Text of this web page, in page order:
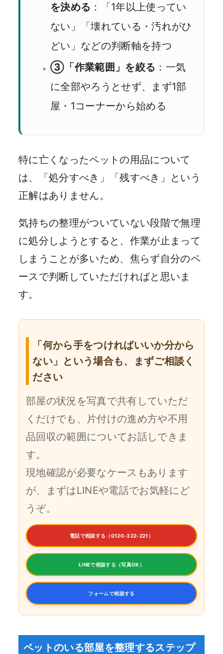
を決める ：「1年以上使ってい
ない」「壊れている・汚れがひ
どい」などの判断軸を持つ
③「作業範囲」を絞る ：一気
に全部やろうとせず、まず1部
屋・1コーナーから始める
特に亡くなったペットの用品について
は、「処分すべき」「残すべき」という
正解はありません。
気持ちの整理がついていない段階で無理
に処分しようとすると、作業が止まって
しまうことが多いため、焦らず自分のペ
ースで判断していただければと思いま
す。
「何から手をつければいいか分から
ない」という場合も、まずご相談く
ださい
部屋の状況を写真で共有していただ
くだけでも、片付けの進め方や不用
品回収の範囲についてお話しできま
す。
現地確認が必要なケースもあります
が、まずはLINEや電話でお気軽にど
うぞ。
電話で相談する（0120-322-221）
LINEで相談する（写真OK）
フォームで相談する
ペットのいる部屋を整理するステップ